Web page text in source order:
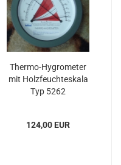
Thermo-Hygrometer
mit Holzfeuchteskala
Typ 5262
124,00 EUR